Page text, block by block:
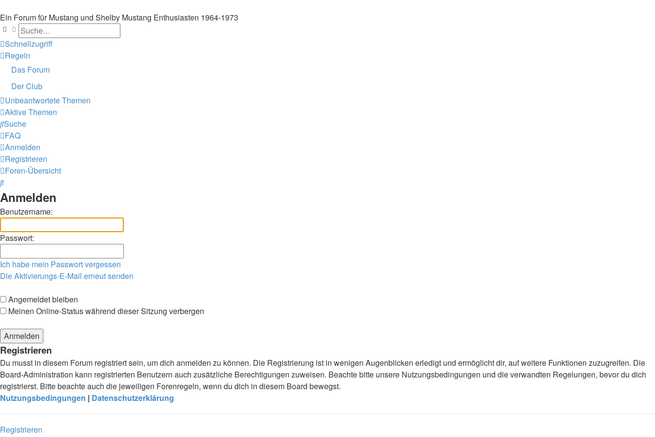
Ein Forum für Mustang und Shelby Mustang Enthusiasten 1964-1973
SucheErweiterte Suche
Schnellzugriff
Regeln
Das Forum
Der Club
Unbeantwortete Themen
Aktive Themen
Suche
FAQ
Anmelden
Registrieren
Foren-Übersicht
Suche
Anmelden
Benutzername:
Passwort:
Ich habe mein Passwort vergessen
Die Aktivierungs-E-Mail erneut senden
Angemeldet bleiben
Meinen Online-Status während dieser Sitzung verbergen
Registrieren
Du musst in diesem Forum registriert sein, um dich anmelden zu können. Die Registrierung ist in wenigen Augenblicken erledigt und ermöglicht dir, auf weitere Funktionen zuzugreifen. Die
Board-Administration kann registrierten Benutzern auch zusätzliche Berechtigungen zuweisen. Beachte bitte unsere Nutzungsbedingungen und die verwandten Regelungen, bevor du dich
registrierst. Bitte beachte auch die jeweiligen Forenregeln, wenn du dich in diesem Board bewegst.
Nutzungsbedingungen | Datenschutzerklärung
Registrieren